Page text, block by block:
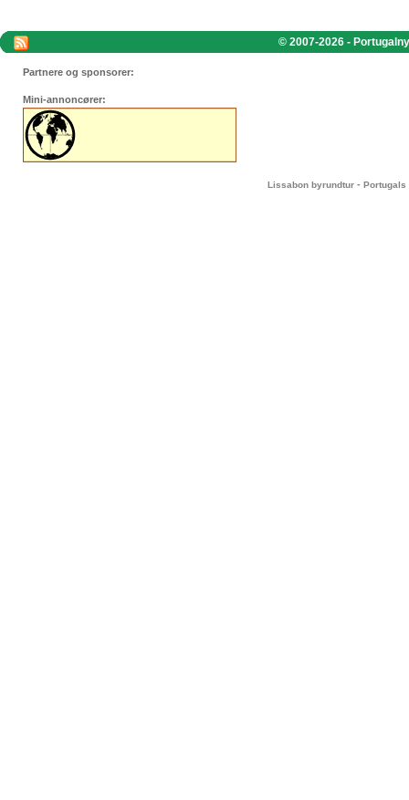
© 2007-2026 -
Partnere og sponsorer:
Mini-annoncører:
Lissabon byrundtur - Portugals